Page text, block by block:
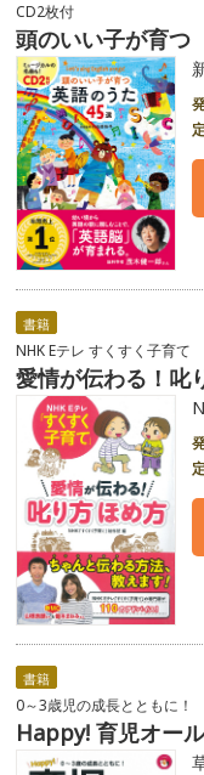
CD2枚付
頭のいい子が育
書籍
NHK Eテレ すくすく子育て
愛情が伝わる！叱
書籍
0～3歳児の成長とともに！
Happy! 育児オー